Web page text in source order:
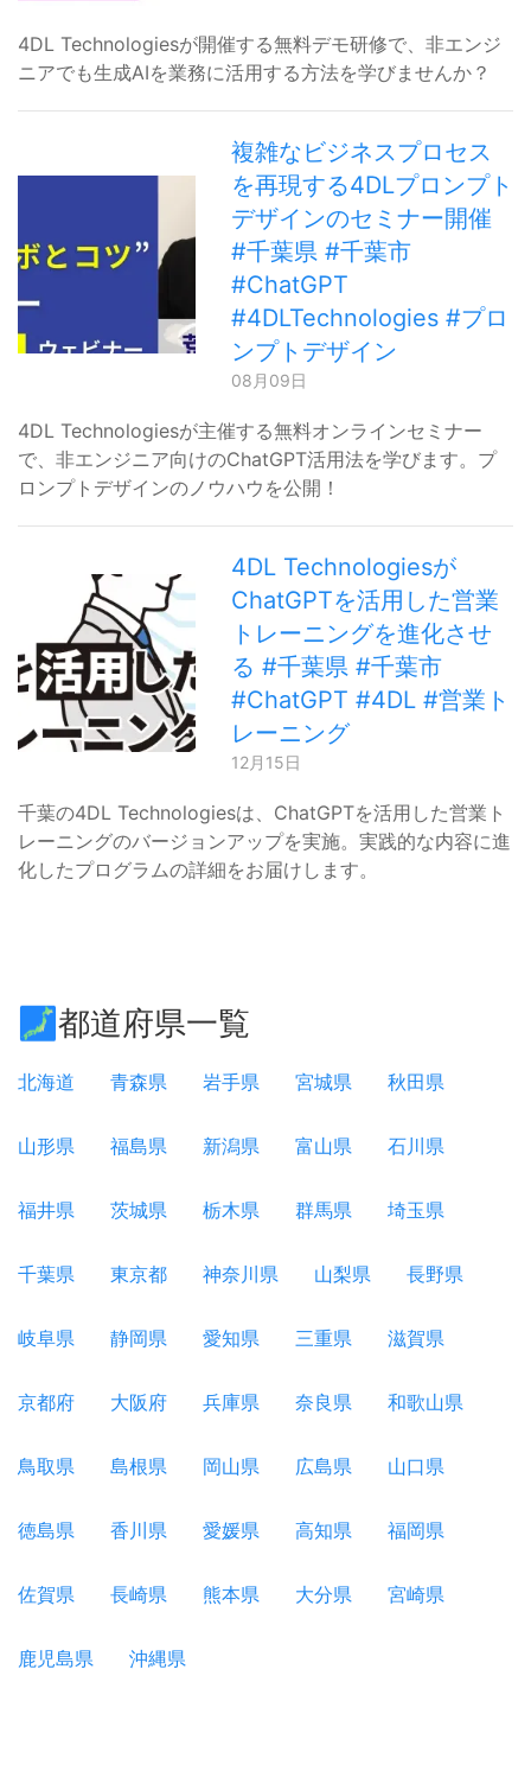
4DL Technologiesが開催する無料デモ研修で、非エンジ
ニアでも生成AIを業務に活用する方法を学びませんか？
複雑なビジネスプロセス
を再現する4DLプロンプト
デザインのセミナー開催
#千葉県 #千葉市
#ChatGPT
#4DLTechnologies #プロ
ンプトデザイン
08月09日
4DL Technologiesが主催する無料オンラインセミナー
で、非エンジニア向けのChatGPT活用法を学びます。プ
ロンプトデザインのノウハウを公開！
4DL Technologiesが
ChatGPTを活用した営業
トレーニングを進化させ
る #千葉県 #千葉市
#ChatGPT #4DL #営業ト
レーニング
12月15日
千葉の4DL Technologiesは、ChatGPTを活用した営業ト
レーニングのバージョンアップを実施。実践的な内容に進
化したプログラムの詳細をお届けします。
🗾都道府県一覧
北海道 青森県 岩手県 宮城県 秋田県
山形県 福島県 新潟県 富山県 石川県
福井県 茨城県 栃木県 群馬県 埼玉県
千葉県 東京都 神奈川県 山梨県 長野県
岐阜県 静岡県 愛知県 三重県 滋賀県
京都府 大阪府 兵庫県 奈良県 和歌山県
鳥取県 島根県 岡山県 広島県 山口県
徳島県 香川県 愛媛県 高知県 福岡県
佐賀県 長崎県 熊本県 大分県 宮崎県
鹿児島県 沖縄県